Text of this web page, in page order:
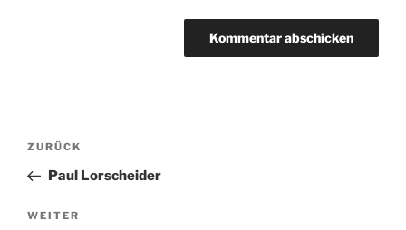
Beitragsnavigation
Vorheriger
Beitrag
ZURÜCK
Paul Lorscheider
Nächster
WEITER